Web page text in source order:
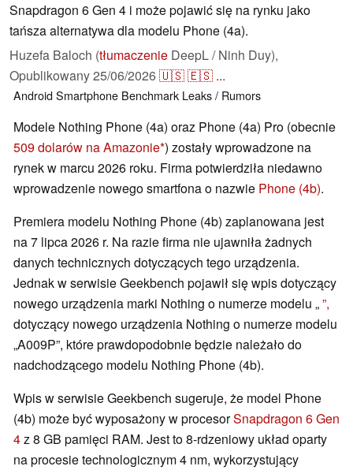
Snapdragon 6 Gen 4 i może pojawić się na rynku jako
tańsza alternatywa dla modelu Phone (4a).
Huzefa Baloch (tłumaczenie DeepL / Ninh Duy),
Opublikowany25/06/2026🇺🇸🇪🇸 ...
AndroidSmartphone Benchmark Leaks / Rumors
Modele Nothing Phone (4a) oraz Phone (4a) Pro (obecnie
509 dolarów na Amazonie ) zostały wprowadzone na
rynek w marcu 2026 roku. Firma potwierdziła niedawno
wprowadzenie nowego smartfona o nazwie Phone (4b).
Premiera modelu Nothing Phone (4b) zaplanowana jest
na 7 lipca 2026 r. Na razie firma nie ujawniła żadnych
danych technicznych dotyczących tego urządzenia.
Jednak w serwisie Geekbench pojawił się wpis dotyczący
nowego urządzenia marki Nothing o numerze modelu „”,
dotyczący nowego urządzenia Nothing o numerze modelu
„A009P”, które prawdopodobnie będzie należało do
nadchodzącego modelu Nothing Phone (4b).
Wpis w serwisie Geekbench sugeruje, że model Phone
(4b) może być wyposażony w procesorSnapdragon 6 Gen
4z 8 GB pamięci RAM. Jest to 8-rdzeniowy układ oparty
na procesie technologicznym 4 nm, wykorzystujący